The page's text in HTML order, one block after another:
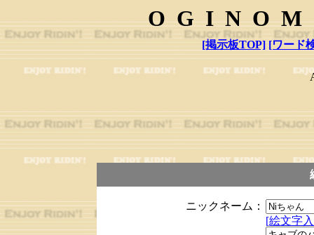
[掲示板TOP] [ワード
ニックネーム：
[絵文字